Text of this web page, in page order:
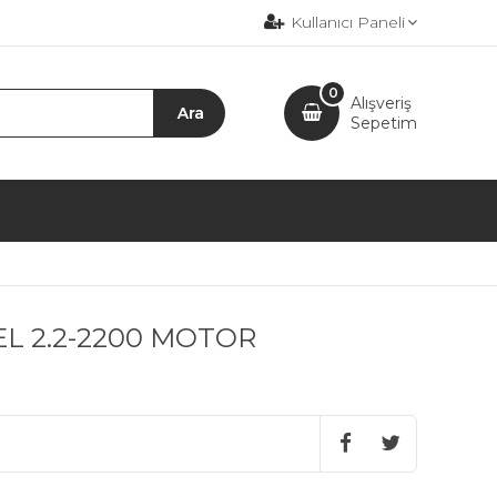
Kullanıcı Paneli
Alışveriş
Sepetim
0
2.2-2200 MOTOR